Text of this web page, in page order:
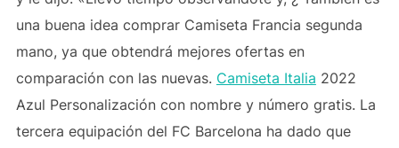
una buena idea comprar Camiseta Francia segunda
mano, ya que obtendrá mejores ofertas en
comparación con las nuevas. Camiseta Italia 2022
Azul Personalización con nombre y número gratis. La
tercera equipación del FC Barcelona ha dado que